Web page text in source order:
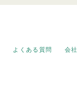
よくある質問 会